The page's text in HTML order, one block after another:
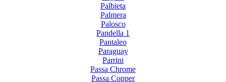
Palbieta
Palmera
Palosco
Pandella 1
Pantaleo
Paraguay
Parrini
Passa Chrome
Passa Copper